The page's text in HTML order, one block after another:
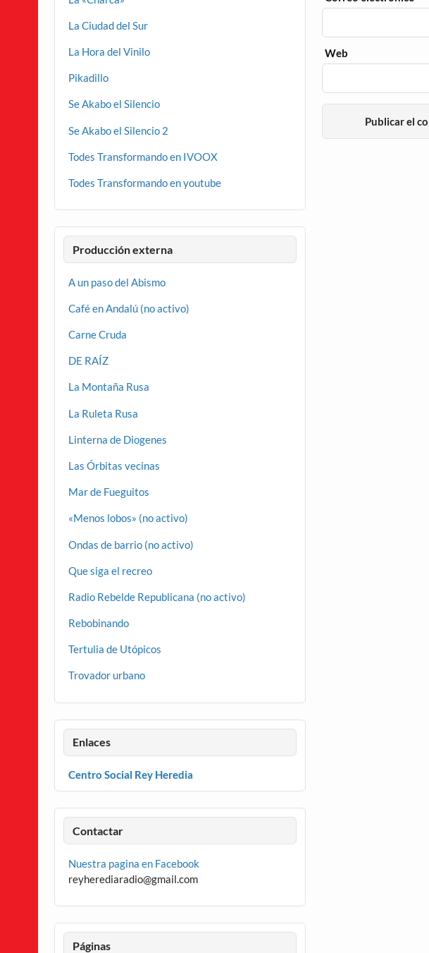
Web
La Ciudad del Sur
La Hora del Vinilo
Pikadillo
Se Akabo el Silencio
Se Akabo el Silencio 2
Todes Transformando en IVOOX
Todes Transformando en youtube
Producción externa
A un paso del Abismo
Café en Andalú (no activo)
Carne Cruda
DE RAÍZ
La Montaña Rusa
La Ruleta Rusa
Linterna de Diogenes
Las Órbitas vecinas
Mar de Fueguitos
«Menos lobos» (no activo)
Ondas de barrio (no activo)
Que siga el recreo
Radio Rebelde Republicana (no activo)
Rebobinando
Tertulia de Utópicos
Trovador urbano
Enlaces
Centro Social Rey Heredia
Contactar
Nuestra pagina en Facebook
reyherediaradio@gmail.com
Páginas